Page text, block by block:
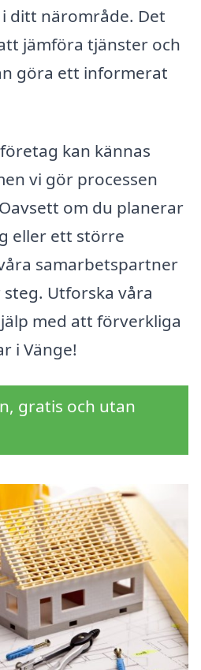
ditt närområde. Det
jämföra tjänster och
göra ett informerat
kan kännas
vi gör processen
om du planerar
eller ett större
samarbetspartner
Utforska våra
med att förverkliga
i Vänge!
gratis och utan